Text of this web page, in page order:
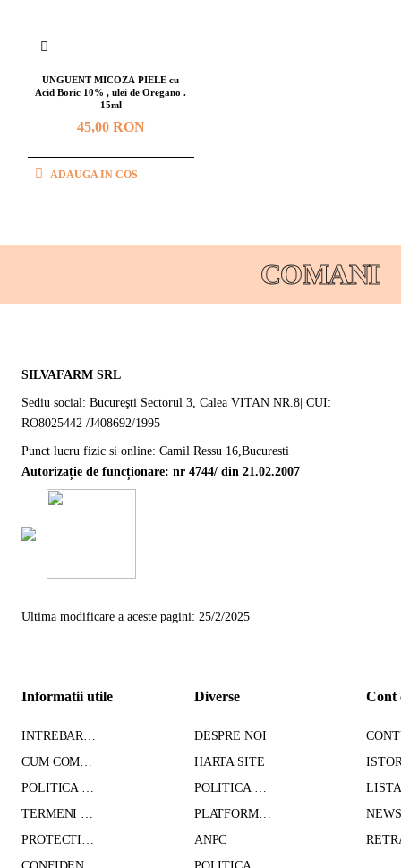
UNGUENT MICOZA PIELE cu
Acid Boric 10% , ulei de Oregano .
15ml
45,00 RON
ADAUGA IN COS
SILVAFARM SRL
Sediu social: Bucureşti Sectorul 3, Calea VITAN NR.8| CUI:
RO8025442 /J408692/1995
Punct lucru fizic si online: Camil Ressu 16,Bucuresti
Autorizație de funcționare: nr 4744/ din 21.02.2007
Ultima modificare a aceste pagini: 25/2/2025
Informatii utile
INTREBARI FRECVENTE
CUM COMAND - TRANSPORT - PLATA
POLITICA DE CONFIDENTIALITATE
TERMENI SI CONDITII
PROTECTIA DATELOR CU CARACTER PERSONAL
Diverse
DESPRE NOI
HARTA SITE
POLITICA DE RETUR
PLATFORMA SOL
ANPC
Cont